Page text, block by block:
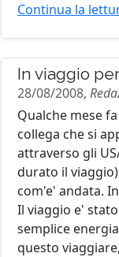
Continua la
In viaggio
28/08/2008,
Qualche mese
collega che si
attraverso gli
durato il
com'e' andata.
Il viaggio e'
semplice
questo